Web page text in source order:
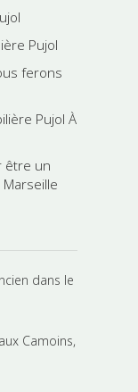
Pujol
ferons
Pujol À
être un
dans le
Camoins,